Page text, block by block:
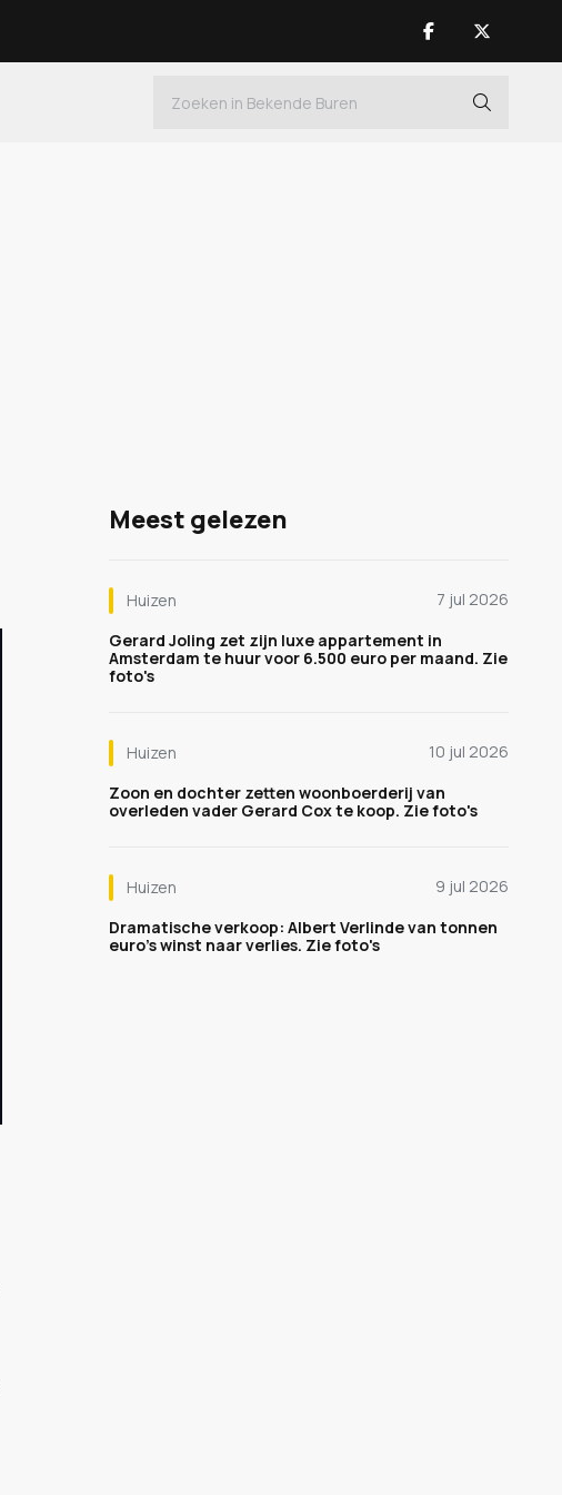
Meest gelezen
Huizen
7 jul 2026
Gerard Joling zet zijn luxe appartement in
Amsterdam te huur voor 6.500 euro per maand. Zie
foto's
Huizen
10 jul 2026
Zoon en dochter zetten woonboerderij van
overleden vader Gerard Cox te koop. Zie foto's
Huizen
9 jul 2026
Dramatische verkoop: Albert Verlinde van tonnen
euro's winst naar verlies. Zie foto's